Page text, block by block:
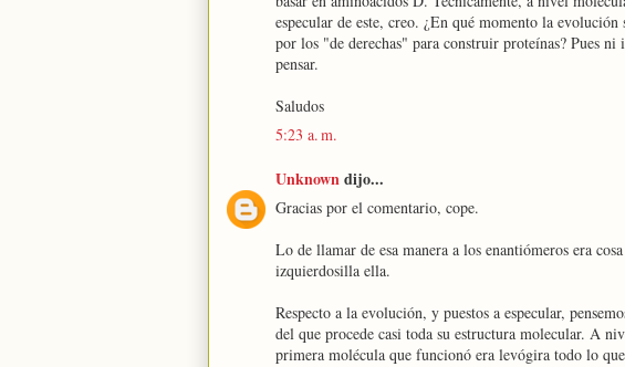
especular de este, creo. ¿En qué momento la
por los "de derechas" para construir proteínas? Pues ni
pensar.
Saludos
5:23 a. m.
Unknowndijo...
Gracias por el comentario, cope.
Lo de llamar de esa manera a los enantiómeros era
izquierdosilla ella.
Respecto a la evolución, y puestos a especular,
del que procede casi toda su estructura molecular. A
primera molécula que funcionó era levógira todo lo